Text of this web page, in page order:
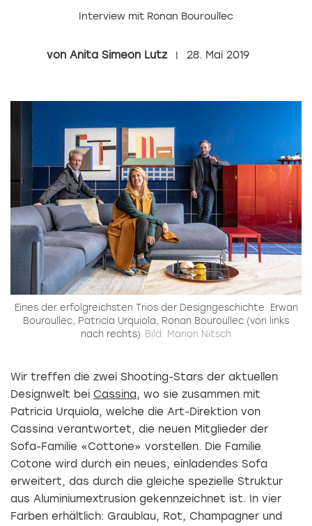
Interview mit Ronan Bouroullec
Anita Simeon Lutz 28. Mai 2019
Eines der erfolgreichsten Trios der Designgeschichte. Erwan
Bouroullec, Patricia Urquiola, Ronan Bouroullec (von links
nach rechts) Bild: Marion Nitsch
Wir treffen die zwei Shooting-Stars der aktuellen
Designwelt bei Cassina, wo sie zusammen mit
Patricia Urquiola, welche die Art-Direktion von
Cassina verantwortet, die neuen Mitglieder der
Sofa-Familie «Cottone» vorstellen. Die Familie
Cotone wird durch ein neues, einladendes Sofa
erweitert, das durch die gleiche spezielle Struktur
aus Aluminiumextrusion gekennzeichnet ist. In vier
Farben erhältlich: Graublau, Rot, Champagner und